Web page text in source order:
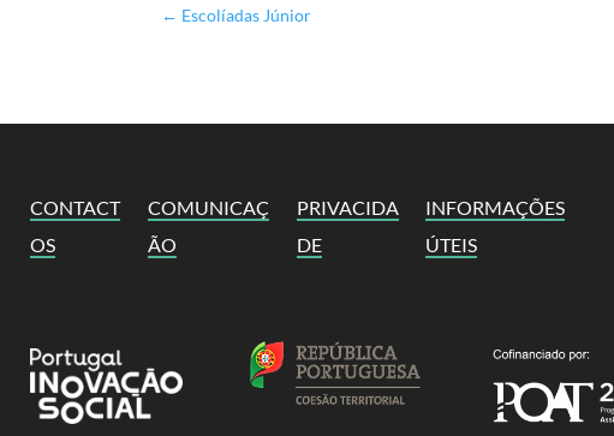
← Escolíadas Júnior
CONTACT
OS
COMUNICAÇ
ÃO
PRIVACIDA
DE
INFORMAÇÕES
ÚTEIS